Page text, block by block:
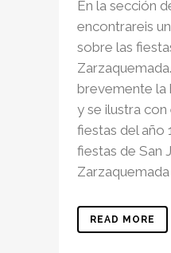
En la sección
encontrareis
sobre las
brevemente la
y se ilustra con
fiestas del año
fiestas de San
Zarzaquemada
READ MORE